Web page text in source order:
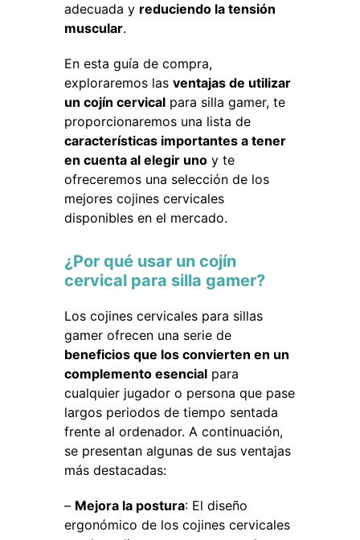
adecuada y reduciendo la tensión
muscular.
En esta guía de compra,
exploraremos las ventajas de utilizar
un cojín cervical para silla gamer, te
proporcionaremos una lista de
características importantes a tener
en cuenta al elegir uno y te
ofreceremos una selección de los
mejores cojines cervicales
disponibles en el mercado.
¿Por qué usar un cojín
cervical para silla gamer?
Los cojines cervicales para sillas
gamer ofrecen una serie de
beneficios que los convierten en un
complemento esencial para
cualquier jugador o persona que pase
largos periodos de tiempo sentada
frente al ordenador. A continuación,
se presentan algunas de sus ventajas
más destacadas:
– Mejora la postura: El diseño
ergonómico de los cojines cervicales